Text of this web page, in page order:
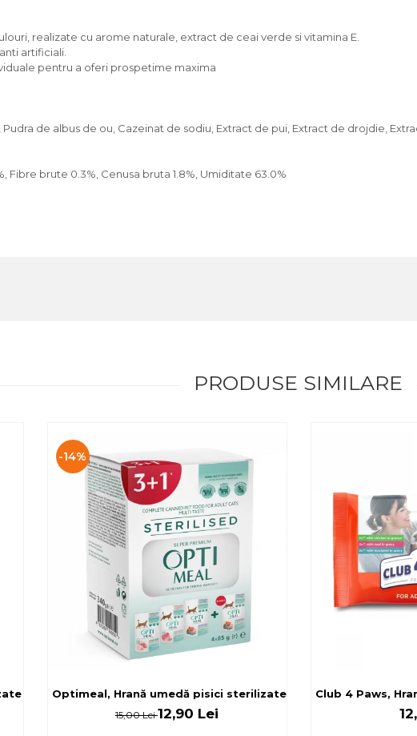
realizate cu arome naturale, extract de ceai verde si vitamina E.
artificiali.
pentru a oferi prospetime maxima
Pudra de albus de ou, Cazeinat de sodiu, Extract de pui, Extract de drojdie,
Fibre brute 0.3%, Cenusa bruta 1.8%, Umiditate 63.0%
PRODUSE SIMILARE
Optimeal Hrana umeda pisici sterilizate - curcan si pui in sos, set 3+1, 4*0,085kg
-14%
Optimeal, Hrană umedă pisici sterilizate, diferite arome,
15,00 Lei12,90 Lei
Club 4 Paws,